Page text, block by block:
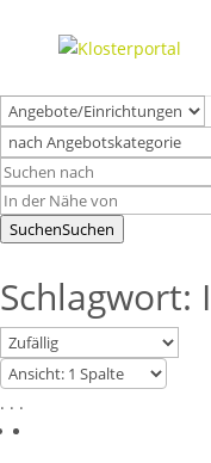
SuchenSuchen
Schlagwort:
. . .